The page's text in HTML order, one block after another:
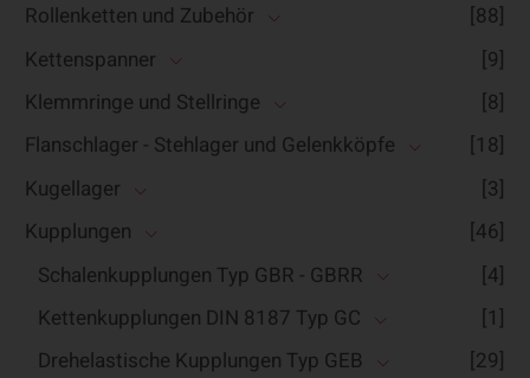
Rollenketten und Zubehör
[88]
Kettenspanner
[9]
Klemmringe und Stellringe
[8]
Flanschlager - Stehlager und Gelenkköpfe
[18]
Kugellager
[3]
Kupplungen
[46]
Schalenkupplungen Typ GBR - GBRR
[4]
Kettenkupplungen DIN 8187 Typ GC
[1]
Drehelastische Kupplungen Typ GEB
[29]